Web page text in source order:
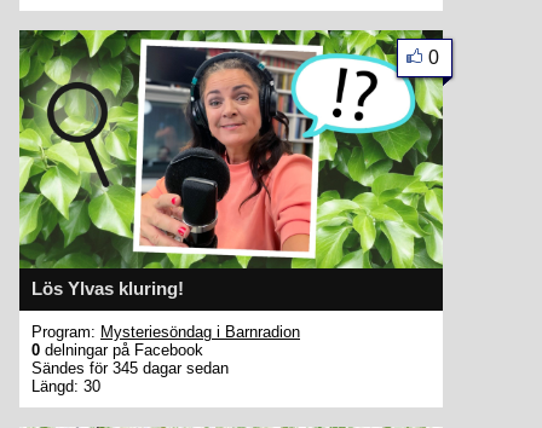
Lös Ylvas kluring!
0
Program: Mysteriesöndag i Barnradion
0 delningar på Facebook
Sändes för 345 dagar sedan
Längd: 30